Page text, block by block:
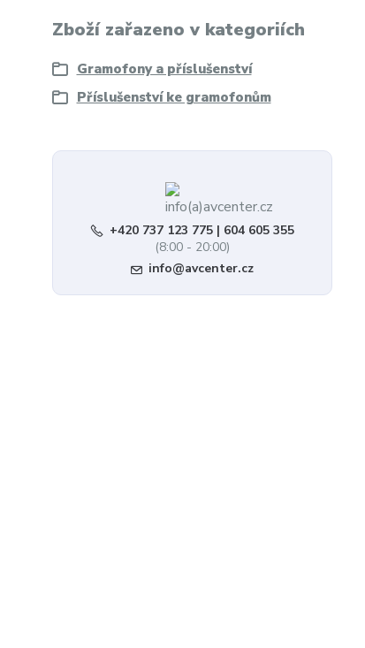
Zboží zařazeno v kategoriích
Gramofony a příslušenství
Příslušenství ke gramofonům
+420 737 123 775 | 604 605 355
(8:00 - 20:00)
info@avcenter.cz